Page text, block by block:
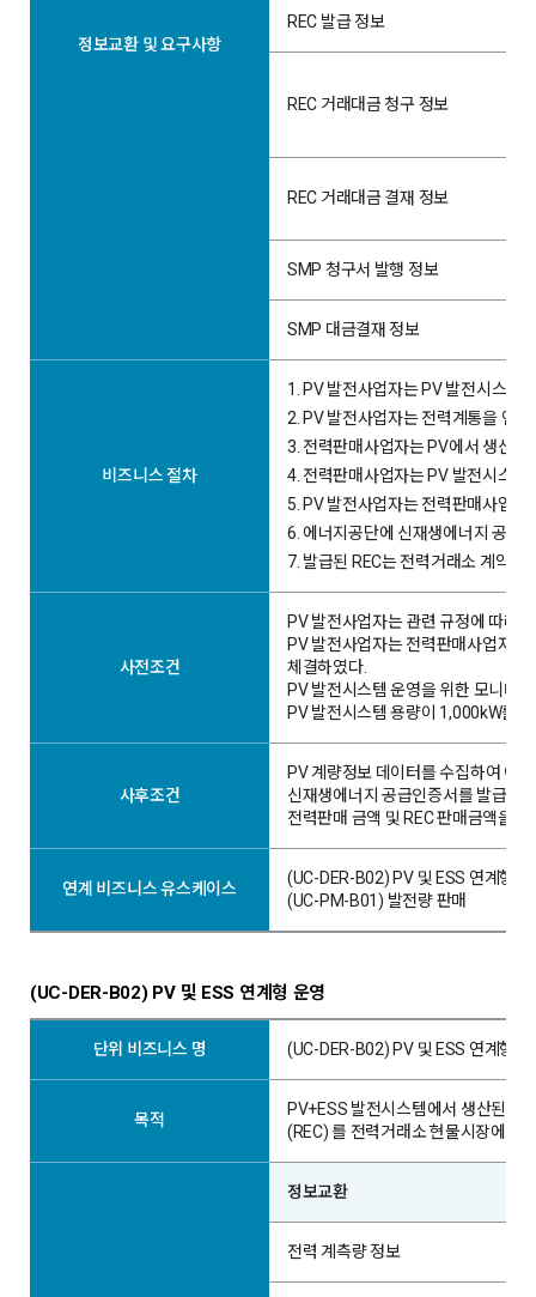
정보교환 및 요구사항
REC 발급 정보
REC 거래대금 청구 정보
REC 거래대금 결재 정보
SMP 청구서 발행 정보
SMP 대금결재 정보
비즈니스 절차
1.
PV 발전사업자는 PV 발전시스템
2. PV 발전사업자는 전력계통을 연
3. 전력판매사업자는 PV에서 생산된
4. 전력판매사업자는 PV 발전시스템
5. PV 발전사업자는 전력판매사업자
6. 에너지공단에 신재생에너지 공급
7. 발급된 REC는 전력거래소 계약시
사전조건
PV 발전사업자는 관련 규정에 따라
PV 발전사업자는 전력판매사업자
체결하였다.
PV 발전시스템 운영을 위한 모니터
PV 발전시스템 용량이 1,000kW를
사후조건
PV 계량정보 데이터를 수집하여 이
신재생에너지 공급인증서를 발급하
전력판매 금액 및 REC 판매금액을
연계 비즈니스 유스케이스
(UC-DER-B02) PV 및 ESS 연계형
(UC-PM-B01) 발전량 판매
(UC-DER-B02) PV 및 ESS 연계형 운영
단위 비즈니스 명 (UC-DER-B02) PV 및 ESS 연계형
목적
PV+ESS 발전시스템에서 생산된 전
(REC) 를 전력거래소 현물시장에 판
정보교환
전력 계측량 정보